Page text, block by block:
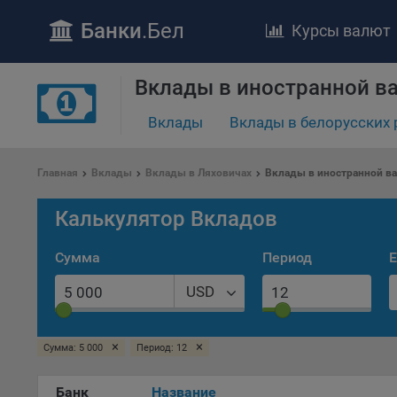
Банки.Бел Курсы валют
Вклады в иностранной
Вклады Вклады в белорусских
Главная Вклады Вклады в Ляховичах Вклады в иностранной
Калькулятор Вкладов
Сумма
USD
Период
Сумма: 5 000 × Период: 12 ×
Банк Название